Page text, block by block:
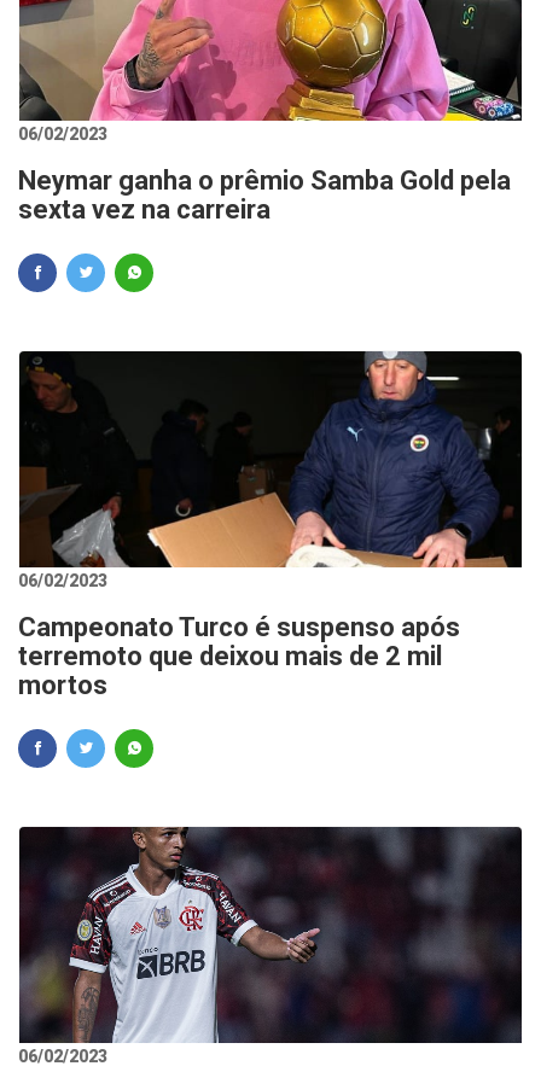
06/02/2023
Neymar ganha o prêmio Samba Gold pela
sexta vez na carreira
06/02/2023
Campeonato Turco é suspenso após
terremoto que deixou mais de 2 mil
mortos
06/02/2023